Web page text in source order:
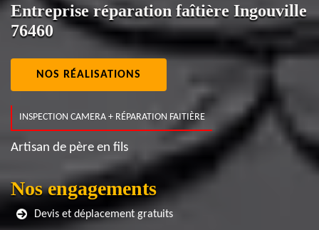
Entreprise réparation faîtière Ingouville
76460
NOS RÉALISATIONS
INSPECTION CAMERA + RÉPARATION FAITIÈRE
Artisan de père en fils
Nos engagements
Devis et déplacement gratuits